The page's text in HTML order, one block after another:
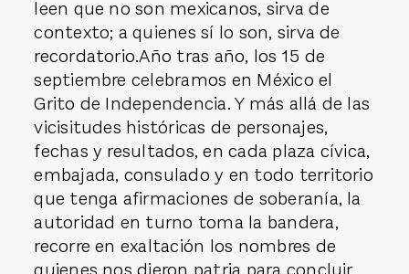
leen que no son mexicanos, sirva de
contexto; a quienes sí lo son, sirva de
recordatorio.Año tras año, los 15 de
septiembre celebramos en México el
Grito de Independencia. Y más allá de las
vicisitudes históricas de personajes,
fechas y resultados, en cada plaza cívica,
embajada, consulado y en todo territorio
que tenga afirmaciones de soberanía, la
autoridad en turno toma la bandera,
recorre en exaltación los nombres de